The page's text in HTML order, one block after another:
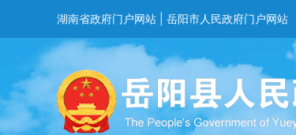
湖南省政府门户网站 岳阳市人民政府门户网站